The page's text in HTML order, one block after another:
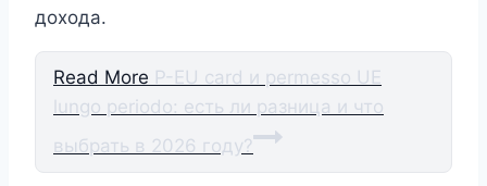
дохода.
Read More P-EU card и permesso UE
lungo periodo: есть ли разница и что
выбрать в 2026 году?